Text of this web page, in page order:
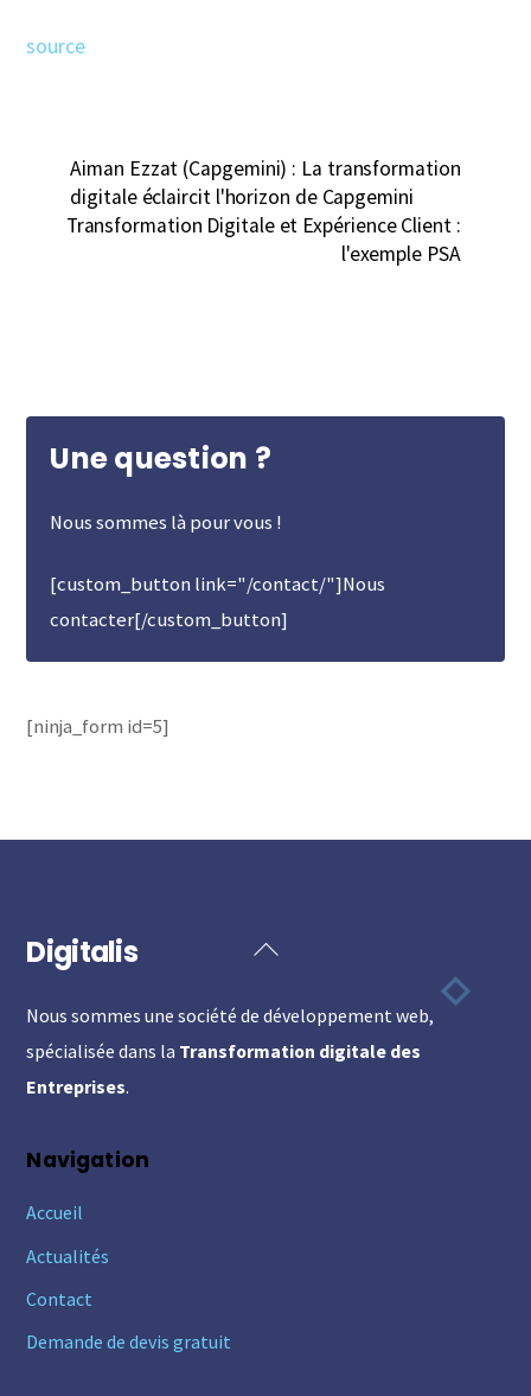
source
Aiman Ezzat (Capgemini) : La transformation
digitale éclaircit l'horizon de Capgemini
Transformation Digitale et Expérience Client :
l'exemple PSA
Une question ?
Nous sommes là pour vous !
[custom_button link="/contact/"]Nous
contacter[/custom_button]
[ninja_form id=5]
Back
Top
Digitalis
Nous sommes une société de développement web,
spécialisée dans la Transformation digitale des
Entreprises.
Navigation
Accueil
Actualités
Contact
Demande de devis gratuit